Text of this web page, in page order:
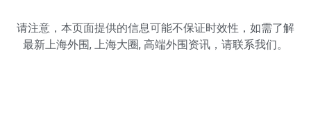
请注意，本页面提供的信息可能不保证时效性，如需了解
最新上海外围, 上海大圈, 高端外围 资讯，请联系我们。